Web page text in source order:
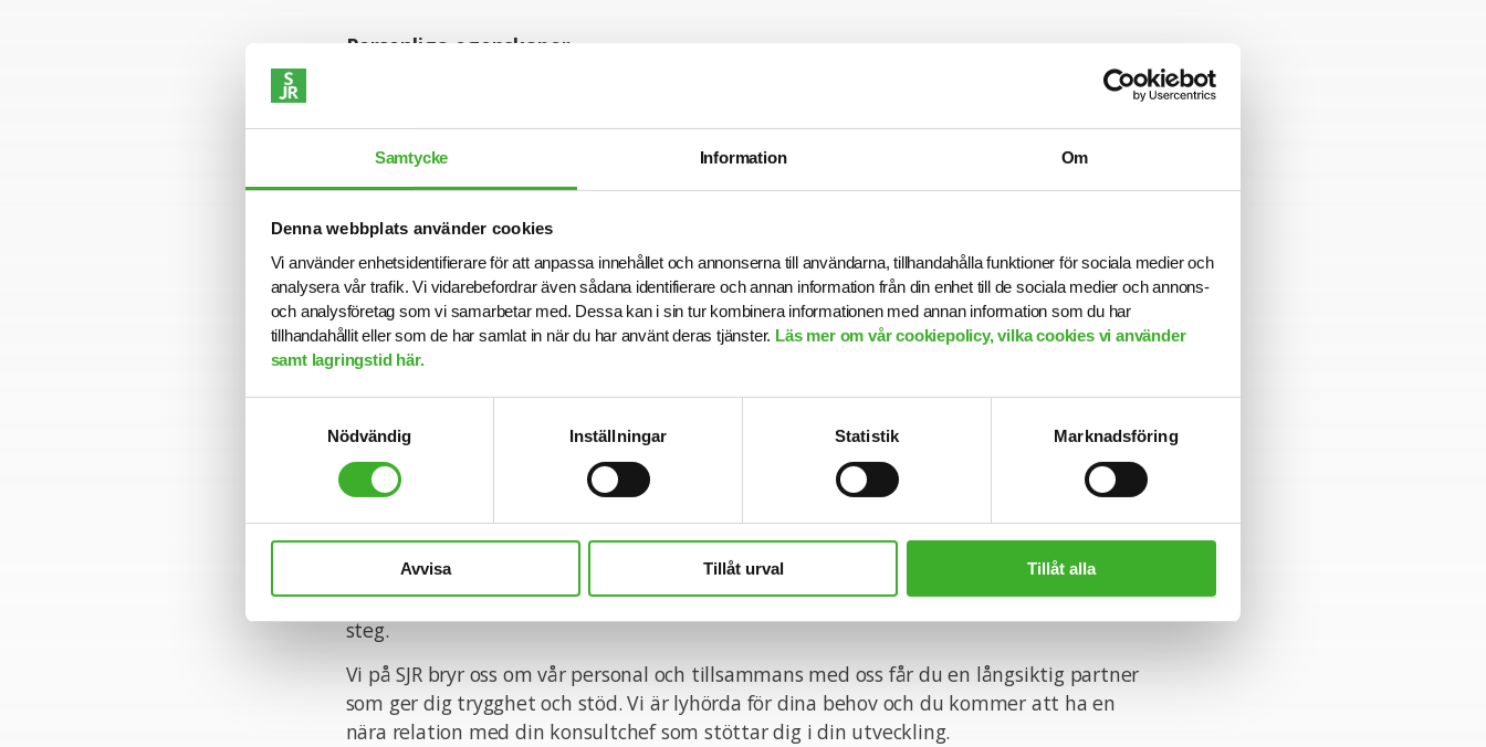
Samtycke Information Om
Denna webbplats använder cookies
Vi använder enhetsidentifierare för att anpassa innehållet och annonserna till användarna, tillhandahålla funktioner för sociala medier och
analysera vår trafik. Vi vidarebefordrar även sådana identifierare och annan information från din enhet till de sociala medier och annons-
och analysföretag som vi samarbetar med. Dessa kan i sin tur kombinera informationen med annan information som du har
tillhandahållit eller som de har samlat in när du har använt deras tjänster. Läs mer om vår cookiepolicy, vilka cookies vi använder
samt lagringstid här.
Nödvändig
Inställningar Statistik Marknadsföring
Avvisa Tillåt urval Tillåt alla
Personliga egenskaper
externt ser vi även att du har lätt för att samarbeta och knyta nya kontakter. Goda
kunskaper i svenska och engelska i tal och skrift är ett krav.
Ansökan
För mer information om tjänsten är du välkommen att kontakta Atena Kamaliha. Vi
intervjuar löpande och tjänsten kan komma att tillsättas innan ansökningstiden har
gått ut.
Konsult hos SJR
med kompetens att ge dig perfekta förutsättningar att utvecklas både inom din
yrkesroll och på ett personligt plan. Du får tillgång till vårt stora nätverk av intressanta
företag och uppdragsgivare och därmed en unik möjlighet att ta din karriär till nästa
steg.
Vi på SJR bryr oss om vår personal och tillsammans med oss får du en långsiktig partner
som ger dig trygghet och stöd. Vi är lyhörda för dina behov och du kommer att ha en
nära relation med din konsultchef som stöttar dig i din utveckling.